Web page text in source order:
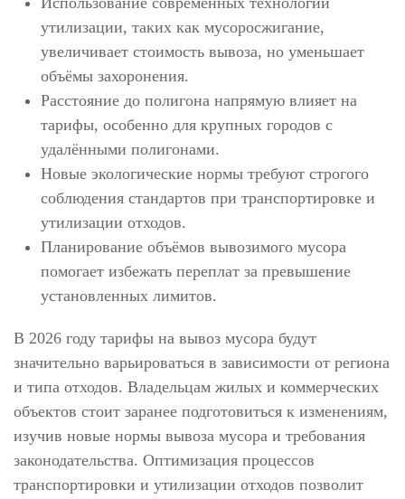
утилизации, таких как мусоросжигание,
увеличивает стоимость вывоза, но уменьшает
объёмы захоронения.
Расстояние до полигона напрямую влияет на
тарифы, особенно для крупных городов с
удалёнными полигонами.
Новые экологические нормы требуют строгого
соблюдения стандартов при транспортировке и
утилизации отходов.
Планирование объёмов вывозимого мусора
помогает избежать переплат за превышение
установленных лимитов.
В 2026 году тарифы на вывоз мусора будут
значительно варьироваться в зависимости от региона
и типа отходов. Владельцам жилых и коммерческих
объектов стоит заранее подготовиться к изменениям,
изучив новые нормы вывоза мусора и требования
законодательства. Оптимизация процессов
транспортировки и утилизации отходов позволит